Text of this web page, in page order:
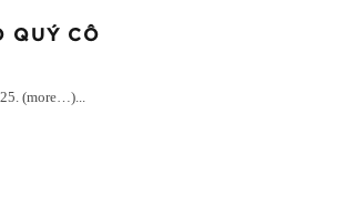
QUÝ CÔ
(more…)...